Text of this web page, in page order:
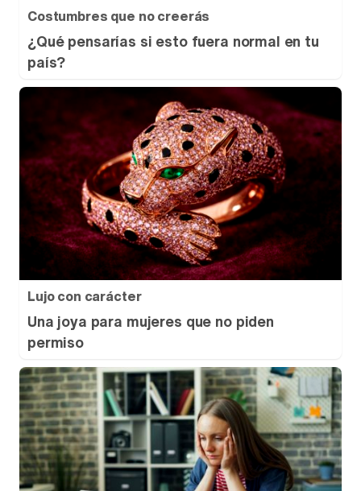
Costumbres que no creerás
¿Qué pensarías si esto fuera normal en tu
país?
Lujo con carácter
Una joya para mujeres que no piden
permiso